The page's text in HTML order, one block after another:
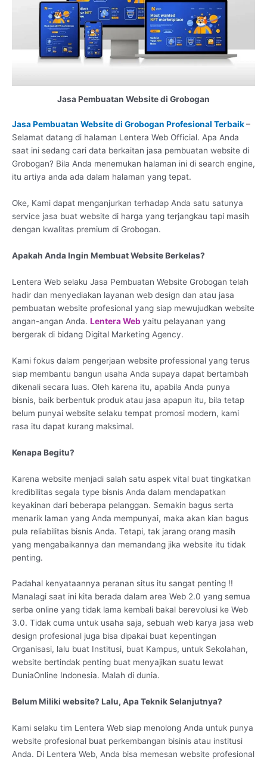
Jasa Pembuatan Website di Grobogan
Jasa Pembuatan Website di Grobogan Profesional Terbaik–
Selamat datang di halaman Lentera Web Official. Apa Anda
saat ini sedang cari data berkaitan jasa pembuatan website di
Grobogan? Bila Anda menemukan halaman ini di search engine,
itu artiya anda ada dalam halaman yang tepat.
Oke, Kami dapat menganjurkan terhadap Anda satu satunya
service jasa buat website di harga yang terjangkau tapi masih
dengan kwalitas premium di Grobogan.
Apakah Anda Ingin Membuat Website Berkelas?
Lentera Web selaku Jasa Pembuatan Website Grobogan telah
hadir dan menyediakan layanan web design dan atau jasa
pembuatan website profesional yang siap mewujudkan website
angan-angan Anda. Lentera Web yaitu pelayanan yang
bergerak di bidang Digital Marketing Agency.
Kami fokus dalam pengerjaan website professional yang terus
siap membantu bangun usaha Anda supaya dapat bertambah
dikenali secara luas. Oleh karena itu, apabila Anda punya
bisnis, baik berbentuk produk atau jasa apapun itu, bila tetap
belum punyai website selaku tempat promosi modern, kami
rasa itu dapat kurang maksimal.
Kenapa Begitu?
Karena website menjadi salah satu aspek vital buat tingkatkan
kredibilitas segala type bisnis Anda dalam mendapatkan
keyakinan dari beberapa pelanggan. Semakin bagus serta
menarik laman yang Anda mempunyai, maka akan kian bagus
pula reliabilitas bisnis Anda. Tetapi, tak jarang orang masih
yang mengabaikannya dan memandang jika website itu tidak
penting.
Padahal kenyataannya peranan situs itu sangat penting !!
Manalagi saat ini kita berada dalam area Web 2.0 yang semua
serba online yang tidak lama kembali bakal berevolusi ke Web
3.0. Tidak cuma untuk usaha saja, sebuah web karya jasa web
design profesional juga bisa dipakai buat kepentingan
Organisasi, lalu buat Institusi, buat Kampus, untuk Sekolahan,
website bertindak penting buat menyajikan suatu lewat
DuniaOnline Indonesia. Malah di dunia.
Belum Miliki website? Lalu, Apa Teknik Selanjutnya?
Kami selaku tim Lentera Web siap menolong Anda untuk punya
website profesional buat perkembangan bisinis atau institusi
Anda. Di Lentera Web, Anda bisa memesan website profesional